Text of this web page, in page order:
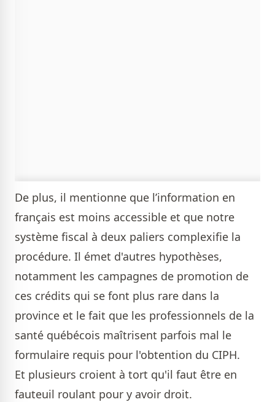
De plus, il mentionne que l’information en
français est moins accessible et que notre
système fiscal à deux paliers complexifie la
procédure. Il émet d'autres hypothèses,
notamment les campagnes de promotion de
ces crédits qui se font plus rare dans la
province et le fait que les professionnels de la
santé québécois maîtrisent parfois mal le
formulaire requis pour l'obtention du CIPH.
Et plusieurs croient à tort qu'il faut être en
fauteuil roulant pour y avoir droit.